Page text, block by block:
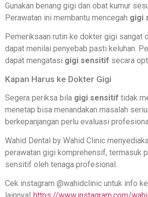
Gunakan benang gigi dan obat kumur
Perawatan ini membantu mencegah gigi
Pemeriksaan rutin ke dokter gigi sangat
dapat menilai penyebab pasti keluhan.
dapat mengatasi gigi sensitif secara
Kapan Harus ke Dokter Gigi
Segera periksa bila gigi sensitif tidak
menetap bisa menandakan masalah
berkepanjangan perlu evaluasi
Wahid Dental by Wahid Clinic
perawatan gigi komprehensif, termasuk
sensitif oleh tenaga profesional.
Cek instagram @wahidclinic untuk info